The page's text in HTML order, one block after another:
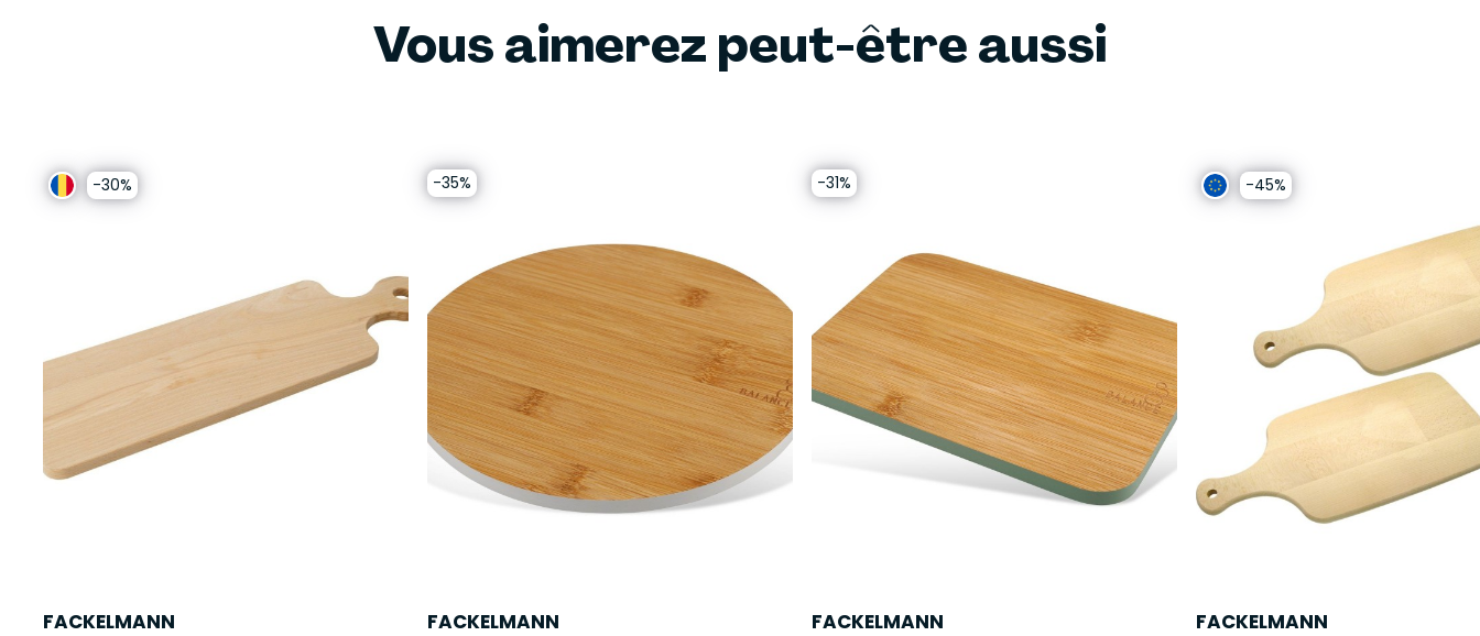
Vous aimerez peut-être aussi
-30%
FACKELMANN
-35%
FACKELMANN
-31%
FACKELMANN
-45%
FACKELMANN